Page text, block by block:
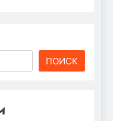
ПОИСК